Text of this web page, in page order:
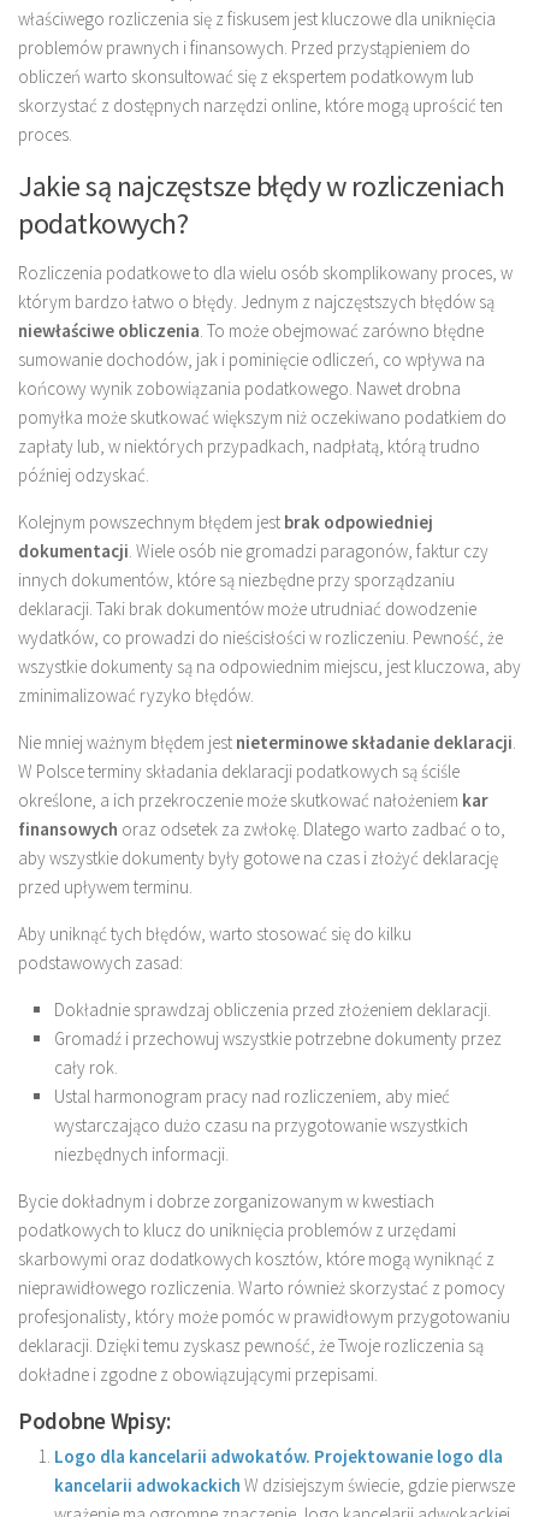
właściwego rozliczenia się z fiskusem jest kluczowe dla uniknięcia
problemów prawnych i finansowych. Przed przystąpieniem do
obliczeń warto skonsultować się z ekspertem podatkowym lub
skorzystać z dostępnych narzędzi online, które mogą uprościć ten
proces.
Jakie są najczęstsze błędy w rozliczeniach
podatkowych?
Rozliczenia podatkowe to dla wielu osób skomplikowany proces, w
którym bardzo łatwo o błędy. Jednym z najczęstszych błędów są
niewłaściwe obliczenia . To może obejmować zarówno błędne
sumowanie dochodów, jak i pominięcie odliczeń, co wpływa na
końcowy wynik zobowiązania podatkowego. Nawet drobna
pomyłka może skutkować większym niż oczekiwano podatkiem do
zapłaty lub, w niektórych przypadkach, nadpłatą, którą trudno
później odzyskać.
Kolejnym powszechnym błędem jest brak odpowiedniej
dokumentacji . Wiele osób nie gromadzi paragonów, faktur czy
innych dokumentów, które są niezbędne przy sporządzaniu
deklaracji. Taki brak dokumentów może utrudniać dowodzenie
wydatków, co prowadzi do nieścisłości w rozliczeniu. Pewność, że
wszystkie dokumenty są na odpowiednim miejscu, jest kluczowa, aby
zminimalizować ryzyko błędów.
Nie mniej ważnym błędem jest nieterminowe składanie deklaracji
W Polsce terminy składania deklaracji podatkowych są ściśle
określone, a ich przekroczenie może skutkować nałożeniem kar
finansowych oraz odsetek za zwłokę. Dlatego warto zadbać o to,
aby wszystkie dokumenty były gotowe na czas i złożyć deklarację
przed upływem terminu.
Aby uniknąć tych błędów, warto stosować się do kilku
podstawowych zasad:
Dokładnie sprawdzaj obliczenia przed złożeniem deklaracji.
Gromadź i przechowuj wszystkie potrzebne dokumenty przez
cały rok.
Ustal harmonogram pracy nad rozliczeniem, aby mieć
wystarczająco dużo czasu na przygotowanie wszystkich
niezbędnych informacji.
Bycie dokładnym i dobrze zorganizowanym w kwestiach
podatkowych to klucz do uniknięcia problemów z urzędami
skarbowymi oraz dodatkowych kosztów, które mogą wyniknąć z
nieprawidłowego rozliczenia. Warto również skorzystać z pomocy
profesjonalisty, który może pomóc w prawidłowym przygotowaniu
deklaracji. Dzięki temu zyskasz pewność, że Twoje rozliczenia są
dokładne i zgodne z obowiązującymi przepisami.
Podobne Wpisy:
Logo dla kancelarii adwokatów. Projektowanie logo dla
kancelarii adwokackich W dzisiejszym świecie, gdzie pierwsze